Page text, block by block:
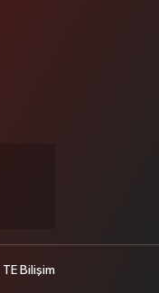
TE Bilişim